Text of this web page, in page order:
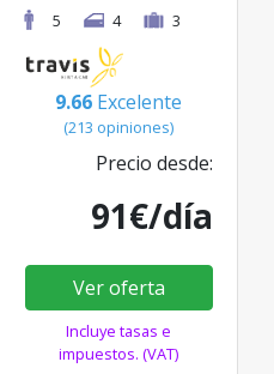
5
4 3
9.66 Excelente
(213 opiniones)
Precio desde:
91€/día
Ver oferta
Incluye tasas e
impuestos. (VAT)